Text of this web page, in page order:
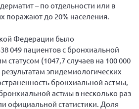
И.В.
Жаворонкова Г.М.
2026
2025
ОООИБРС 2025
2024
– по отдельности или в
поражают до 20% населения.
Федерации было
049 пациентов с бронхиальной
статусом (1047,7 случаев на 100 000
эпидемиологических
бронхиальной астмы,
астмы в несколько раз
официальной статистики. Доля